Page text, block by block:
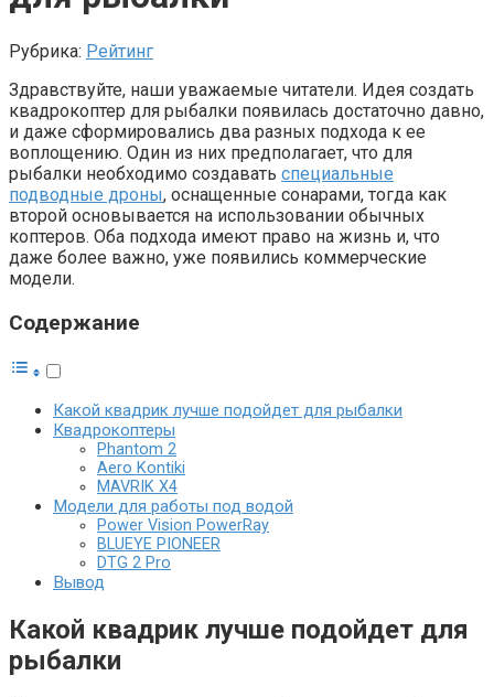
Рубрика: Рейтинг
Здравствуйте, наши уважаемые читатели. Идея создать
квадрокоптер для рыбалки появилась достаточно давно,
и даже сформировались два разных подхода к ее
воплощению. Один из них предполагает, что для
рыбалки необходимо создавать специальные
подводные дроны, оснащенные сонарами, тогда как
второй основывается на использовании обычных
коптеров. Оба подхода имеют право на жизнь и, что
даже более важно, уже появились коммерческие
модели.
Содержание
Какой квадрик лучше подойдет для рыбалки
Квадрокоптеры
Phantom 2
Aero Kontiki
MAVRIK X4
Модели для работы под водой
Power Vision PowerRay
BLUEYE PIONEER
DTG 2 Pro
Вывод
Какой квадрик лучше подойдет для
рыбалки